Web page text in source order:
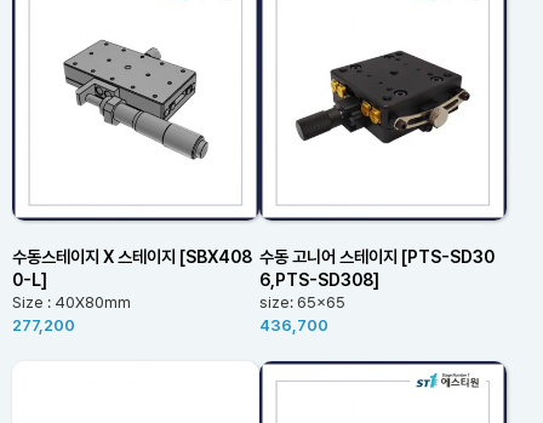
수동스테이지 X 스테이지 [SBX408
0-L]
Size : 40X80mm
277,200
수동 고니어 스테이지 [PTS-SD30
6,PTS-SD308]
size: 65x65
436,700